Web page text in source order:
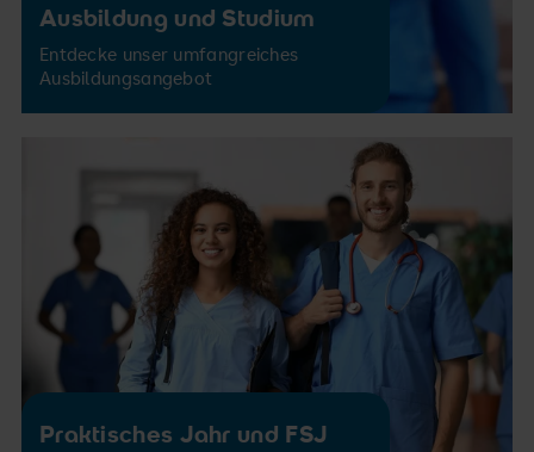
Ausbildung und Studium
Entdecke unser umfangreiches
Ausbildungsangebot
Praktisches Jahr und FSJ